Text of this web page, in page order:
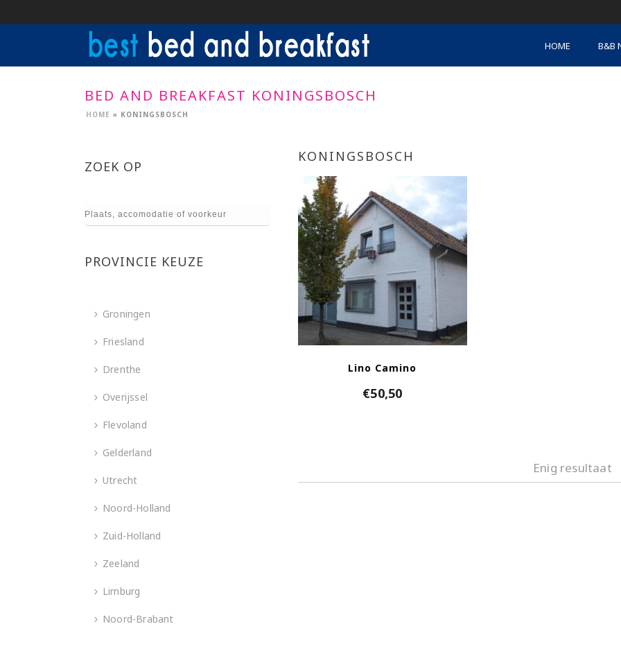
HOME B&B
BED AND BREAKFAST KONINGSBOSCH
HOME » KONINGSBOSCH
KONINGSBOSCH
Lino Camino
€50,50
Enig resultaat
ZOEK OP
PROVINCIE KEUZE
Groningen
Friesland
Drenthe
Overijssel
Flevoland
Gelderland
Utrecht
Noord-Holland
Zuid-Holland
Zeeland
Limburg
Noord-Brabant